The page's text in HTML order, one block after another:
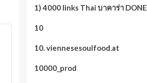
1) 4000 links Thai บาคาร่า DONE
10
10. viennesesoulfood.at
10000_prod